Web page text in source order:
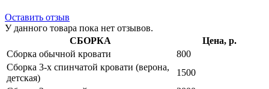
Оставить отзыв
У данного товара пока нет отзывов.
СБОРКА
Цена, р.
Сборка обычной кровати
800
Сборка 3-х спинчатой кровати (верона,
детская)
1500